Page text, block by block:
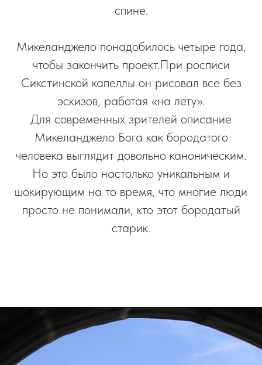
спине.
Микеланджело понадобилось четыре года,
чтобы закончить проект.При росписи
Сикстинской капеллы он рисовал все без
эскизов, работая «на лету».
Для современных зрителей описание
Микеланджело Бога как бородатого
человека выглядит довольно каноническим.
Но это было настолько уникальным и
шокирующим на то время, что многие люди
просто не понимали, кто этот бородатый
старик.